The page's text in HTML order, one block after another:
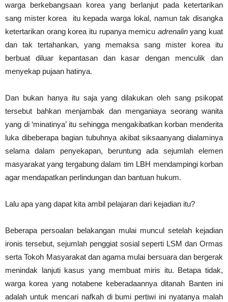
warga berkebangsaan korea yang berlanjut pada ketertarikan
sang mister korea itu kepada warga lokal, namun tak disangka
ketertarikan orang korea itu rupanya memicu adrenalinyang kuat
dan tak tertahankan, yang memaksa sang mister korea itu
berbuat diluar kepantasan dan kasar dengan menculik dan
menyekap pujaan hatinya.
Dan bukan hanya itu saja yang dilakukan oleh sang psikopat
tersebut bahkan menjambak dan menganiaya seorang wanita
yang di ‘minatinya’ itu sehingga mengakibatkan korban menderita
luka dibeberapa bagian tubuhnya akibat siksaanyang dialaminya
selama dalam penyekapan, beruntung ada sejumlah elemen
masyarakat yang tergabung dalam tim LBH mendampingi korban
agar mendapatkan perlindungan dan bantuan hukum.
Lalu apa yang dapat kita ambil pelajaran dari kejadian itu?
Beberapa persoalan belakangan mulai muncul setelah kejadian
ironis tersebut, sejumlah penggiat sosial seperti LSM dan Ormas
serta Tokoh Masyarakat dan agama mulai bersuara dan bergerak
menindak lanjuti kasus yang membuat miris itu. Betapa tidak,
warga korea yang notabene keberadaannya ditanah Banten ini
adalah untuk mencari nafkah di bumi pertiwi ini nyatanya malah